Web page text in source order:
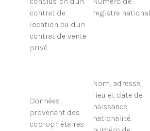
contrat de
location ou d'un
contrat de vente
privé
registre national
Données
provenant des
copropriétaires
Nom, adresse,
lieu et date de
naissance,
nationalité,